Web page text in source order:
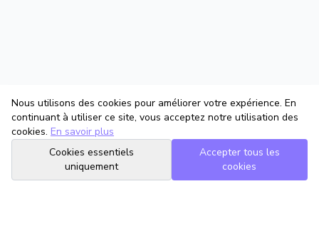
Nous utilisons des cookies pour améliorer votre expérience. En
continuant à utiliser ce site, vous acceptez notre utilisation des
cookies. En savoir plus
Cookies essentiels
uniquement
Accepter tous les
cookies